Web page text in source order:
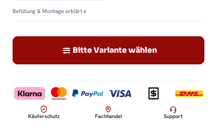
Befüllung & Montage erklärt↓
Bitte Variante wählen
Käuferschutz Fachhandel Support